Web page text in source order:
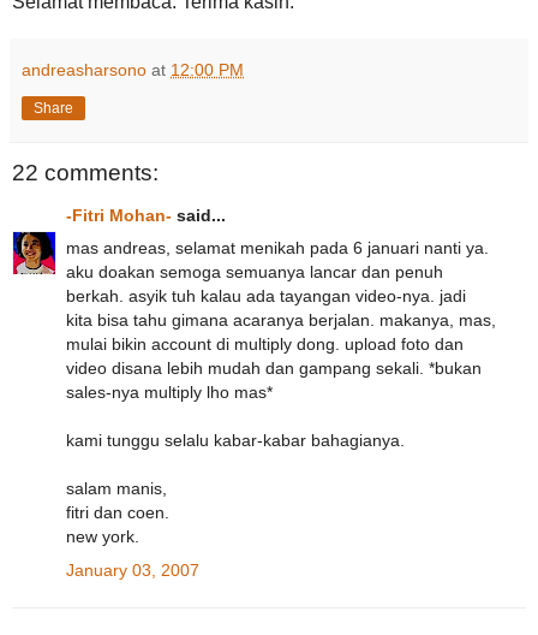
andreasharsono at 12:00 PM
Share
22 comments:
-Fitri Mohan- said...
mas andreas, selamat menikah pada 6 januari nanti ya.
aku doakan semoga semuanya lancar dan penuh
berkah. asyik tuh kalau ada tayangan video-nya. jadi
kita bisa tahu gimana acaranya berjalan. makanya, mas,
mulai bikin account di multiply dong. upload foto dan
video disana lebih mudah dan gampang sekali. *bukan
sales-nya multiply lho mas*
kami tunggu selalu kabar-kabar bahagianya.
salam manis,
fitri dan coen.
new york.
January 03, 2007